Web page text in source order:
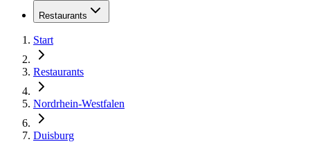
Restaurants
Start
Restaurants
Nordrhein-Westfalen
Duisburg